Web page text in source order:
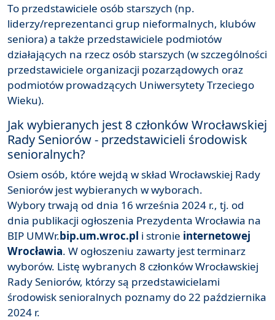
To przedstawiciele osób starszych (np.
liderzy/reprezentanci grup nieformalnych, klubów
seniora) a także przedstawiciele podmiotów
działających na rzecz osób starszych (w szczególności
przedstawiciele organizacji pozarządowych oraz
podmiotów prowadzących Uniwersytety Trzeciego
Wieku).
Jak wybieranych jest 8 członków Wrocławskiej
Rady Seniorów - przedstawicieli środowisk
senioralnych?
Osiem osób, które wejdą w skład Wrocławskiej Rady
Seniorów jest wybieranych w wyborach.
Wybory trwają od dnia 16 września 2024 r., tj. od
dnia publikacji ogłoszenia Prezydenta Wrocławia na
BIP UMWr.bip.um.wroc.pl i stronie internetowej
Wrocławia. W ogłoszeniu zawarty jest terminarz
wyborów. Listę wybranych 8 członków Wrocławskiej
Rady Seniorów, którzy są przedstawicielami
środowisk senioralnych poznamy do 22 października
2024 r.